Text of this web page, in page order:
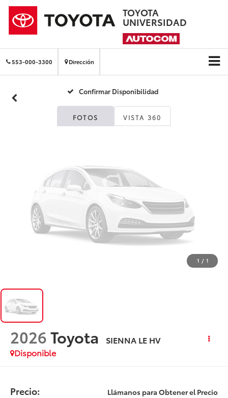
TOYOTA
UNIVERSIDAD
553-000-3300 Dirección
Confirmar Disponibilidad
FOTOS VISTA 360
Fotos No
Disponibles
Por favor, revise luego
1 / 1
2026Toyota
SIENNA LE HV
Disponible
Precio: Llámanos para Obtener el Precio